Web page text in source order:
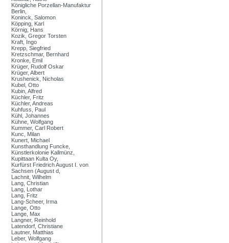
Königliche Porzellan-Manufaktur
Berlin,
Koninck, Salomon
Köpping, Karl
Körnig, Hans
Kozik, Gregor Torsten
Kraft, Ingo
Krepp, Siegfried
Kretzschmar, Bernhard
Kronke, Emil
Krüger, Rudolf Oskar
Krüger, Albert
Krushenick, Nicholas
Kubel, Otto
Kubin, Alfred
Küchler, Fritz
Küchler, Andreas
Kuhfuss, Paul
Kühl, Johannes
Kühne, Wolfgang
Kummer, Carl Robert
Kunc, Milan
Kunert, Michael
Kunsthandlung Funcke,
Künstlerkolonie Kallmünz,
Kupittaan Kulta Oy,
Kurfürst Friedrich August I. von
Sachsen (August d,
Lachnit, Wilhelm
Lang, Christian
Lang, Lothar
Lang, Fritz
Lang-Scheer, Irma
Lange, Otto
Lange, Max
Langner, Reinhold
Latendorf, Christiane
Lautner, Matthias
Leber, Wolfgang